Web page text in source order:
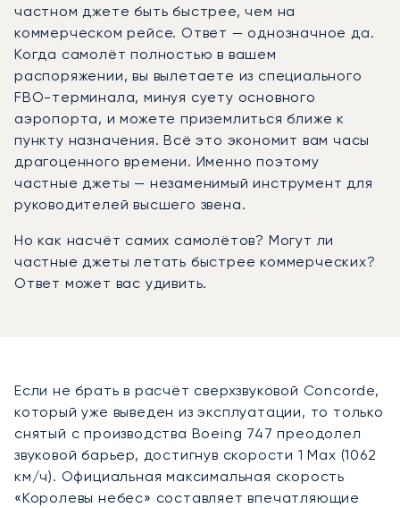
частном джете быть быстрее, чем на
коммерческом рейсе. Ответ — однозначное да.
Когда самолёт полностью в вашем
распоряжении, вы вылетаете из специального
FBO-терминала, минуя суету основного
аэропорта, и можете приземлиться ближе к
пункту назначения. Всё это экономит вам часы
драгоценного времени. Именно поэтому
частные джеты — незаменимый инструмент для
руководителей высшего звена.
Но как насчёт самих самолётов? Могут ли
частные джеты летать быстрее коммерческих?
Ответ может вас удивить.
Если не брать в расчёт сверхзвуковой Concorde,
который уже выведен из эксплуатации, то только
снятый с производства Boeing 747 преодолел
звуковой барьер, достигнув скорости 1 Мах (1062
км/ч). Официальная максимальная скорость
«Королевы небес» составляет впечатляющие